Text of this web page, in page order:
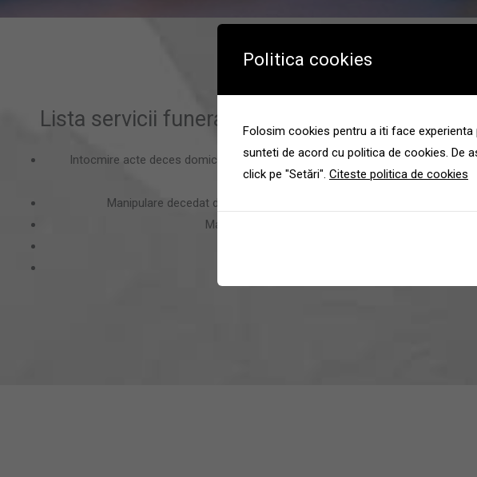
Lista servicii funerare Rahova, sector 5,
Intocmire acte deces domiciliu in cartierul Rahova, sector 5, Bucuresti
adeverinta inhumare, aviz dsp)
Manipulare decedat de domiciliu din cartierul Rahova, sector 5,
Manipulare sicriu capela sau cimitir;
Politica cookies
Folosim cookies pentru a iti face
sunteti de acord cu politica de cookies. De
click pe "Setări". Citeste politica de cookies